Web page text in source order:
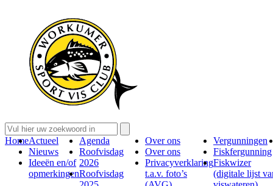
HomeActueel
Nieuws
Ideeën en/of
opmerkingen
Agenda
Roofvisdag
2026
Roofvisdag
Over ons
Over ons
Privacyverklaring
t.a.v. foto’s
Vergunningen
Fiskfergunning
Fiskwizer
(digitale lijst